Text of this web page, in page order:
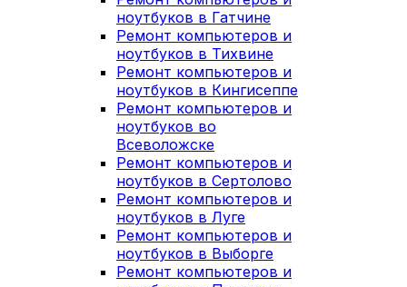
ноутбуков в Гатчине
Ремонт компьютеров и
ноутбуков в Тихвине
Ремонт компьютеров и
ноутбуков в Кингисеппе
Ремонт компьютеров и
ноутбуков во
Всеволожске
Ремонт компьютеров и
ноутбуков в Сертолово
Ремонт компьютеров и
ноутбуков в Луге
Ремонт компьютеров и
ноутбуков в Выборге
Ремонт компьютеров и